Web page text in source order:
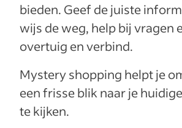
bieden. Geef de juiste
wijs de weg, help bij vragen
overtuig en verbind.
Mystery shopping helpt je
een frisse blik naar je
te kijken.